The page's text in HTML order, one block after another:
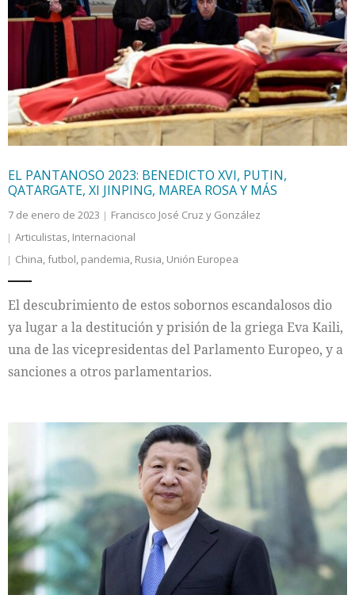
EL PANTANOSO 2023: BENEDICTO XVI, PUTIN,
QATARGATE, XI JINPING, MAREA ROSA Y MÁS
7 de enero de 2023
Francisco José Cruz y González
Articulistas, Internacional
China,futbol, pandemia, Rusia, Unión Europea
El descubrimiento de estos sobornos escandalosos dio
ya lugar a la destitución y prisión de la griega Eva Kaili,
una de las vicepresidentas del Parlamento Europeo, y a
sanciones a otros parlamentarios.